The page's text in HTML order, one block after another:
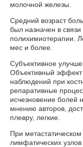
молочной железы.
Средний возраст
был назначен в связи
полихимиотерапии.
мес и более.
Субъективное
Объективный
наблюдений при
репаративные
исчезновение
мнению авторов,
плевру, легкие.
При
лимфатических